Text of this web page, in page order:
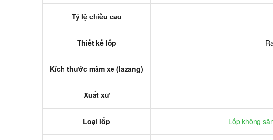
Tỷ lệ chiều cao
Thiết kế lốp
Kích thước mâm xe (lazang)
Xuất xứ
Loại lốp Lốp không